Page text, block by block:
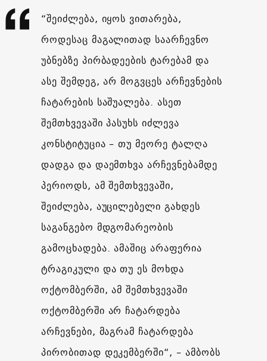
“შეიძლება, იყოს ვითარება,
როდესაც მაგალითად საარჩევნო
უბნებზე პირბადეების ტარებამ და
ასე შემდეგ, არ მოგვცეს არჩევნების
ჩატარების საშუალება. ასეთ
შემთხვევაში პასუხს იძლევა
კონსტიტუცია – თუ მეორე ტალღა
დადგა და დაემთხვა არჩევნებამდე
პერიოდს, ამ შემთხვევაში,
შეიძლება, აუცილებელი გახდეს
საგანგებო მდგომარეობის
გამოცხადება. ამაშიც არაფერია
ტრაგიკული და თუ ეს მოხდა
ოქტომბერში, ამ შემთხვევაში
ოქტომბერში არ ჩატარდება
არჩევნები, მაგრამ ჩატარდება
პირობითად დეკემბერში“, – ამბობს